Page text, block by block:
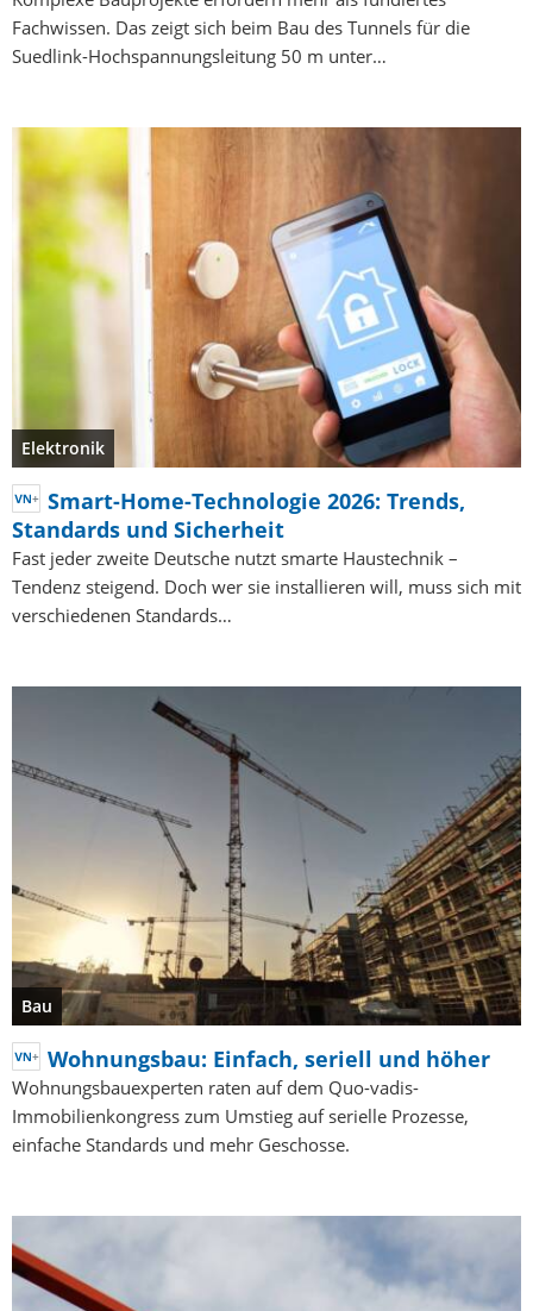
Fachwissen. Das zeigt sich beim Bau des Tunnels für die
Suedlink-Hochspannungsleitung 50 m unter…
Elektronik
Smart-Home-Technologie 2026: Trends,
Standards und Sicherheit
Fast jeder zweite Deutsche nutzt smarte Haustechnik –
Tendenz steigend. Doch wer sie installieren will, muss sich mit
verschiedenen Standards…
Bau
Wohnungsbau: Einfach, seriell und höher
Wohnungsbauexperten raten auf dem Quo-vadis-
Immobilienkongress zum Umstieg auf serielle Prozesse,
einfache Standards und mehr Geschosse.